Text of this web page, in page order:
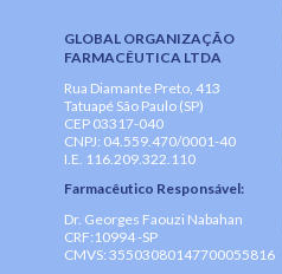
GLOBAL ORGANIZAÇÃO
FARMACÊUTICA LTDA
Rua Diamante Preto, 413
Tatuapé São Paulo (SP)
CEP 03317-040
CNPJ: 04.559.470/0001-40
I.E. 116.209.322.110
Farmacêutico Responsável:
Dr. Georges Faouzi Nabahan
CRF:10994 -SP
CMVS: 35503080147700055816